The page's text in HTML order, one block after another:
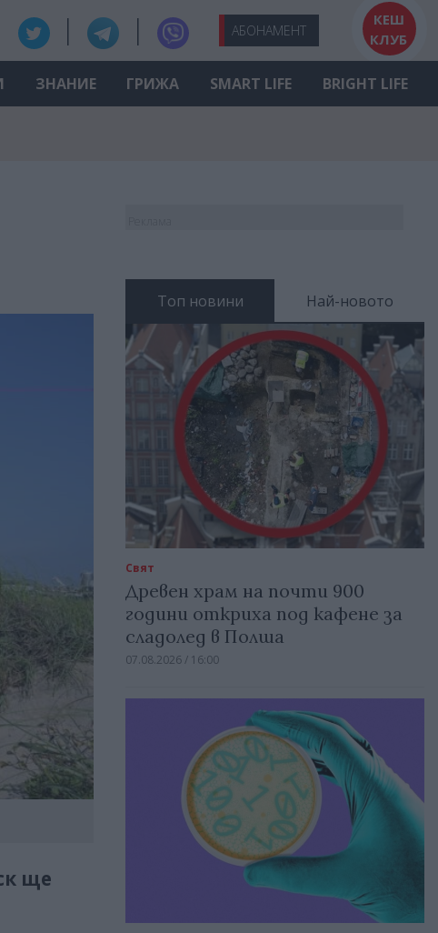
АБОНАМЕНТ
КЕШ
КЛУБ
ЗНАНИЕ ГРИЖА SMART LIFE BRIGHT LIFE
ще
Топ новини Най-новото
Свят
Древен храм на почти 900
години откриха под кафене за
сладолед в Полша
07.08.2026 / 16:00